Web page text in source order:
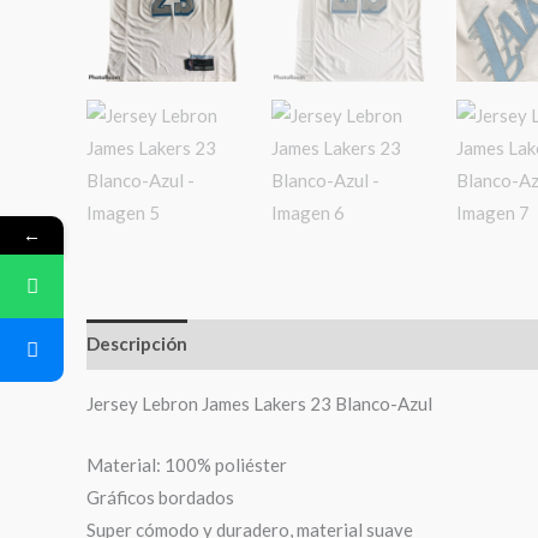
Descripción
Jersey Lebron James Lakers 23 Blanco-Azul
Material: 100% poliéster
Gráficos bordados
Super cómodo y duradero, material suave
←